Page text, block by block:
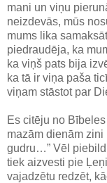
mani un viņu
neizdevās, mūs
mums lika
piedraudēja, ka
ka viņš pats bija
ka tā ir viņa paša
viņam stāstot par
Es citēju no
mazām dienām
gudru…” Vēl
tiek aizvesti pie
vajadzētu redzēt,